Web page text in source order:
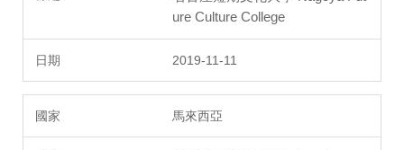
ure Culture College
2019-11-11
馬來西亞